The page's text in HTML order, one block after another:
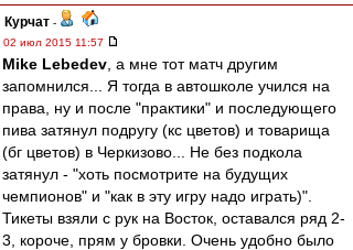
Курчат -
02 июл 2015 11:57
Mike Lebedev , а мне тот матч другим
запомнился... Я тогда в автошколе учился на
права, ну и после "практики" и последующего
пива затянул подругу (кс цветов) и товарища
(бг цветов) в Черкизово... Не без подкола
затянул - "хоть посмотрите на будущих
чемпионов" и "как в эту игру надо играть)".
Тикеты взяли с рук на Восток, оставался ряд 2-
3, короче, прям у бровки. Очень удобно было